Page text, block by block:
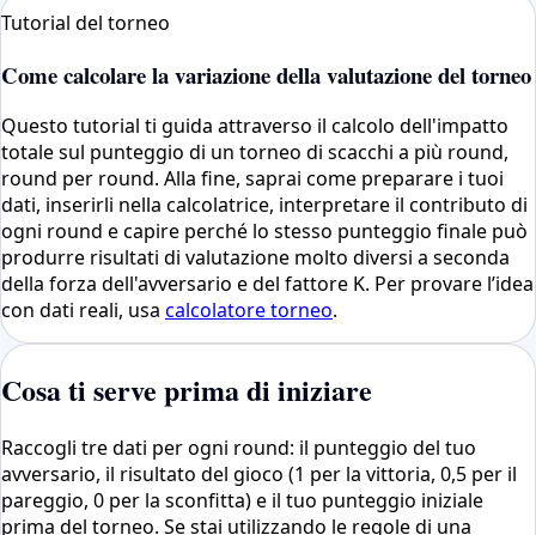
Tutorial del torneo
Come calcolare la variazione della valutazione del torneo
Questo tutorial ti guida attraverso il calcolo dell'impatto
totale sul punteggio di un torneo di scacchi a più round,
round per round. Alla fine, saprai come preparare i tuoi
dati, inserirli nella calcolatrice, interpretare il contributo di
ogni round e capire perché lo stesso punteggio finale può
produrre risultati di valutazione molto diversi a seconda
della forza dell'avversario e del fattore K. Per provare l’idea
con dati reali, usa calcolatore torneo.
Cosa ti serve prima di iniziare
Raccogli tre dati per ogni round: il punteggio del tuo
avversario, il risultato del gioco (1 per la vittoria, 0,5 per il
pareggio, 0 per la sconfitta) e il tuo punteggio iniziale
prima del torneo. Se stai utilizzando le regole di una